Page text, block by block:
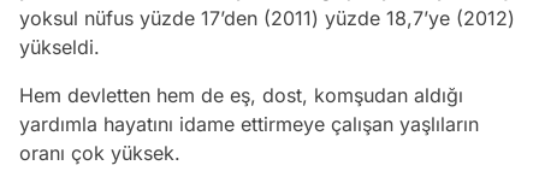
yoksul nüfus yüzde 17’den (2011) yüzde 18,7’ye (2012)
yükseldi.
Hem devletten hem de eş, dost, komşudan aldığı
yardımla hayatını idame ettirmeye çalışan yaşlıların
oranı çok yüksek.